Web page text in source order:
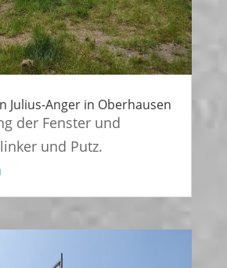
Julius-Anger in Oberhausen
der Fenster und
und Putz.